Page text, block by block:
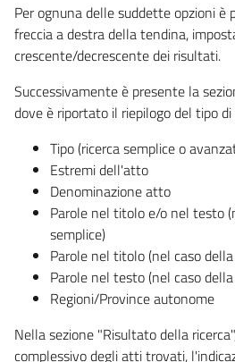
Per ognuna delle suddette opzioni è
freccia a destra della tendina,
crescente/decrescente dei risultati.
Successivamente è presente la
dove è riportato il riepilogo del tipo
Tipo (ricerca semplice o
Estremi dell'atto
Denominazione atto
Parole nel titolo e/o nel testo
semplice)
Parole nel titolo (nel caso
Parole nel testo (nel caso
Regioni/Province autonome
Nella sezione "Risultato della
complessivo degli atti trovati,